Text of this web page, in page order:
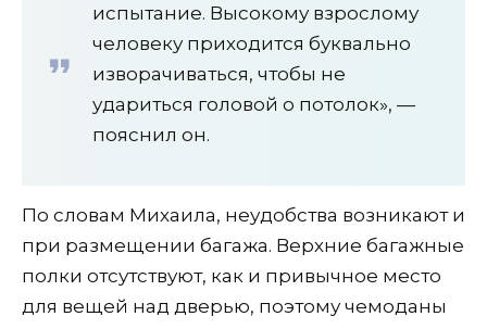
испытание. Высокому взрослому
человеку приходится буквально
изворачиваться, чтобы не
удариться головой о потолок», —
пояснил он.
По словам Михаила, неудобства возникают и
при размещении багажа. Верхние багажные
полки отсутствуют, как и привычное место
для вещей над дверью, поэтому чемоданы